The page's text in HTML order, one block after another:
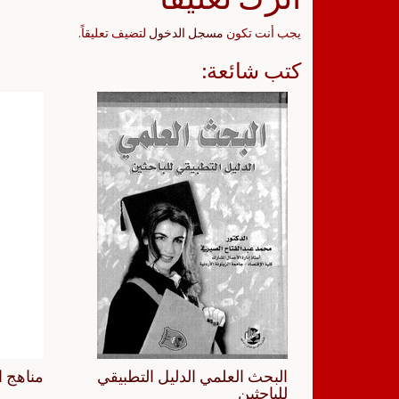
يجب أنت تكون مسجل الدخول لتضيف تعليقاً.
كتب شائعة:
مناهج
البحث العلمي الدليل التطبيقي
للباحثين